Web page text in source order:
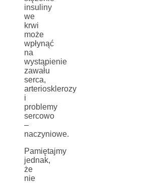
insuliny
we
krwi
może
wpłynąć
na
wystąpienie
zawału
serca,
arteriosklerozy
i
problemy
sercowo
–
naczyniowe.
Pamiętajmy
jednak,
że
nie